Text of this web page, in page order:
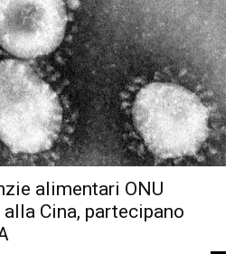
alimentari ONU
Cina, partecipano